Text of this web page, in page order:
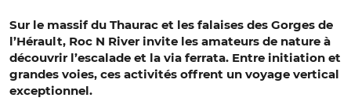
Sur le massif du Thaurac et les falaises des Gorges de
l’Hérault, Roc N River invite les amateurs de nature à
découvrir l’escalade et la via ferrata. Entre initiation et
grandes voies, ces activités offrent un voyage vertical
exceptionnel.